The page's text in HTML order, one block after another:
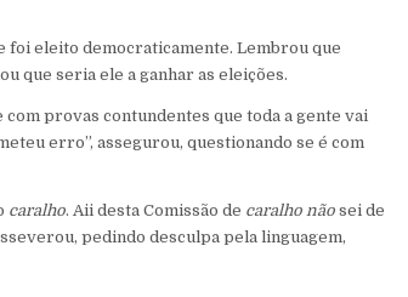
foi eleito democraticamente. Lembrou que
que seria ele a ganhar as eleições.
provas contundentes que toda a gente vai
erro”, assegurou, questionando se é com
caralho. Aii desta Comissão de caralho nãosei de
pedindo desculpa pela linguagem,